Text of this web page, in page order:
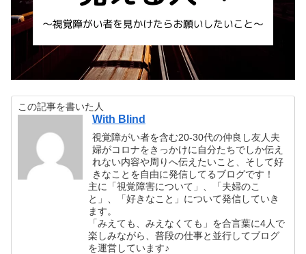
この記事を書いた人
With Blind
視覚障がい者を含む20-30代の仲良し友人夫
婦がコロナをきっかけに自分たちでしか伝え
れない内容や周りへ伝えたいこと、そして好
きなことを自由に発信してるブログです！
主に「視覚障害について」、「夫婦のこ
と」、「好きなこと」について発信していき
ます。
「みえても、みえなくても」を合言葉に4人で
楽しみながら、普段の仕事と並行してブログ
を運営しています♪